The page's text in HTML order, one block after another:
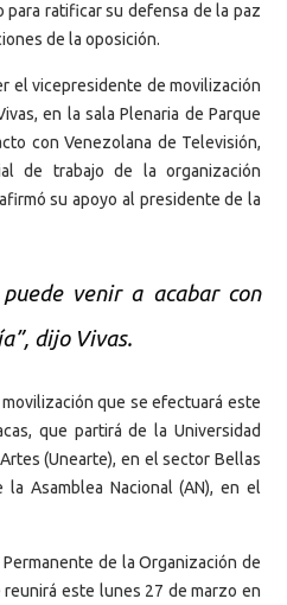
para ratificar su defensa de la paz
de la oposición.
el vicepresidente de movilización
en la sala Plenaria de Parque
con Venezolana de Televisión,
de trabajo de la organización
su apoyo al presidente de la
venir a acabar con
dijo Vivas.
que se efectuará este
que partirá de la Universidad
(Unearte), en el sector Bellas
Asamblea Nacional (AN), en el
de la Organización de
reunirá este lunes 27 de marzo en